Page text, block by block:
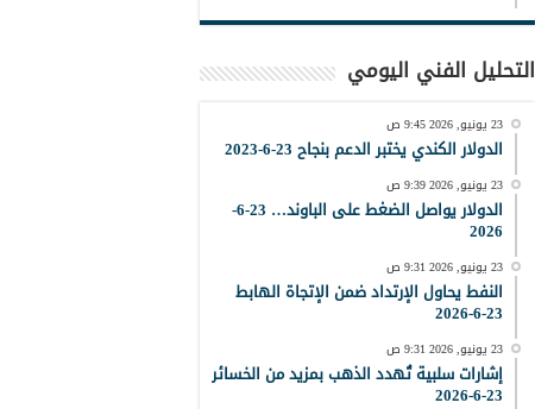
التحليل الفني اليومي
23 يونيو, 2026 9:45 ص
الدولار الكندي يختبر الدعم بنجاح 23-6-2023
23 يونيو, 2026 9:39 ص
الدولار يواصل الضغط على الباوند… 23-6-
2026
23 يونيو, 2026 9:31 ص
النفط يحاول الإرتداد ضمن الإتجاة الهابط
23-6-2026
23 يونيو, 2026 9:31 ص
إشارات سلبية تُهدد الذهب بمزيد من الخسائر
23-6-2026